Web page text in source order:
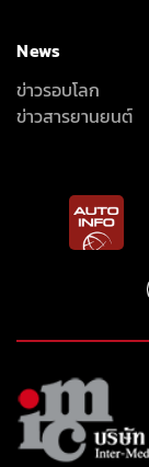
News
ข่าวรอบโลก
ข่าวสารยานยนต์